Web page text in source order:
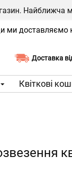
Найближча
ми доставляємо
Доставка
Виберіть
Квіткові